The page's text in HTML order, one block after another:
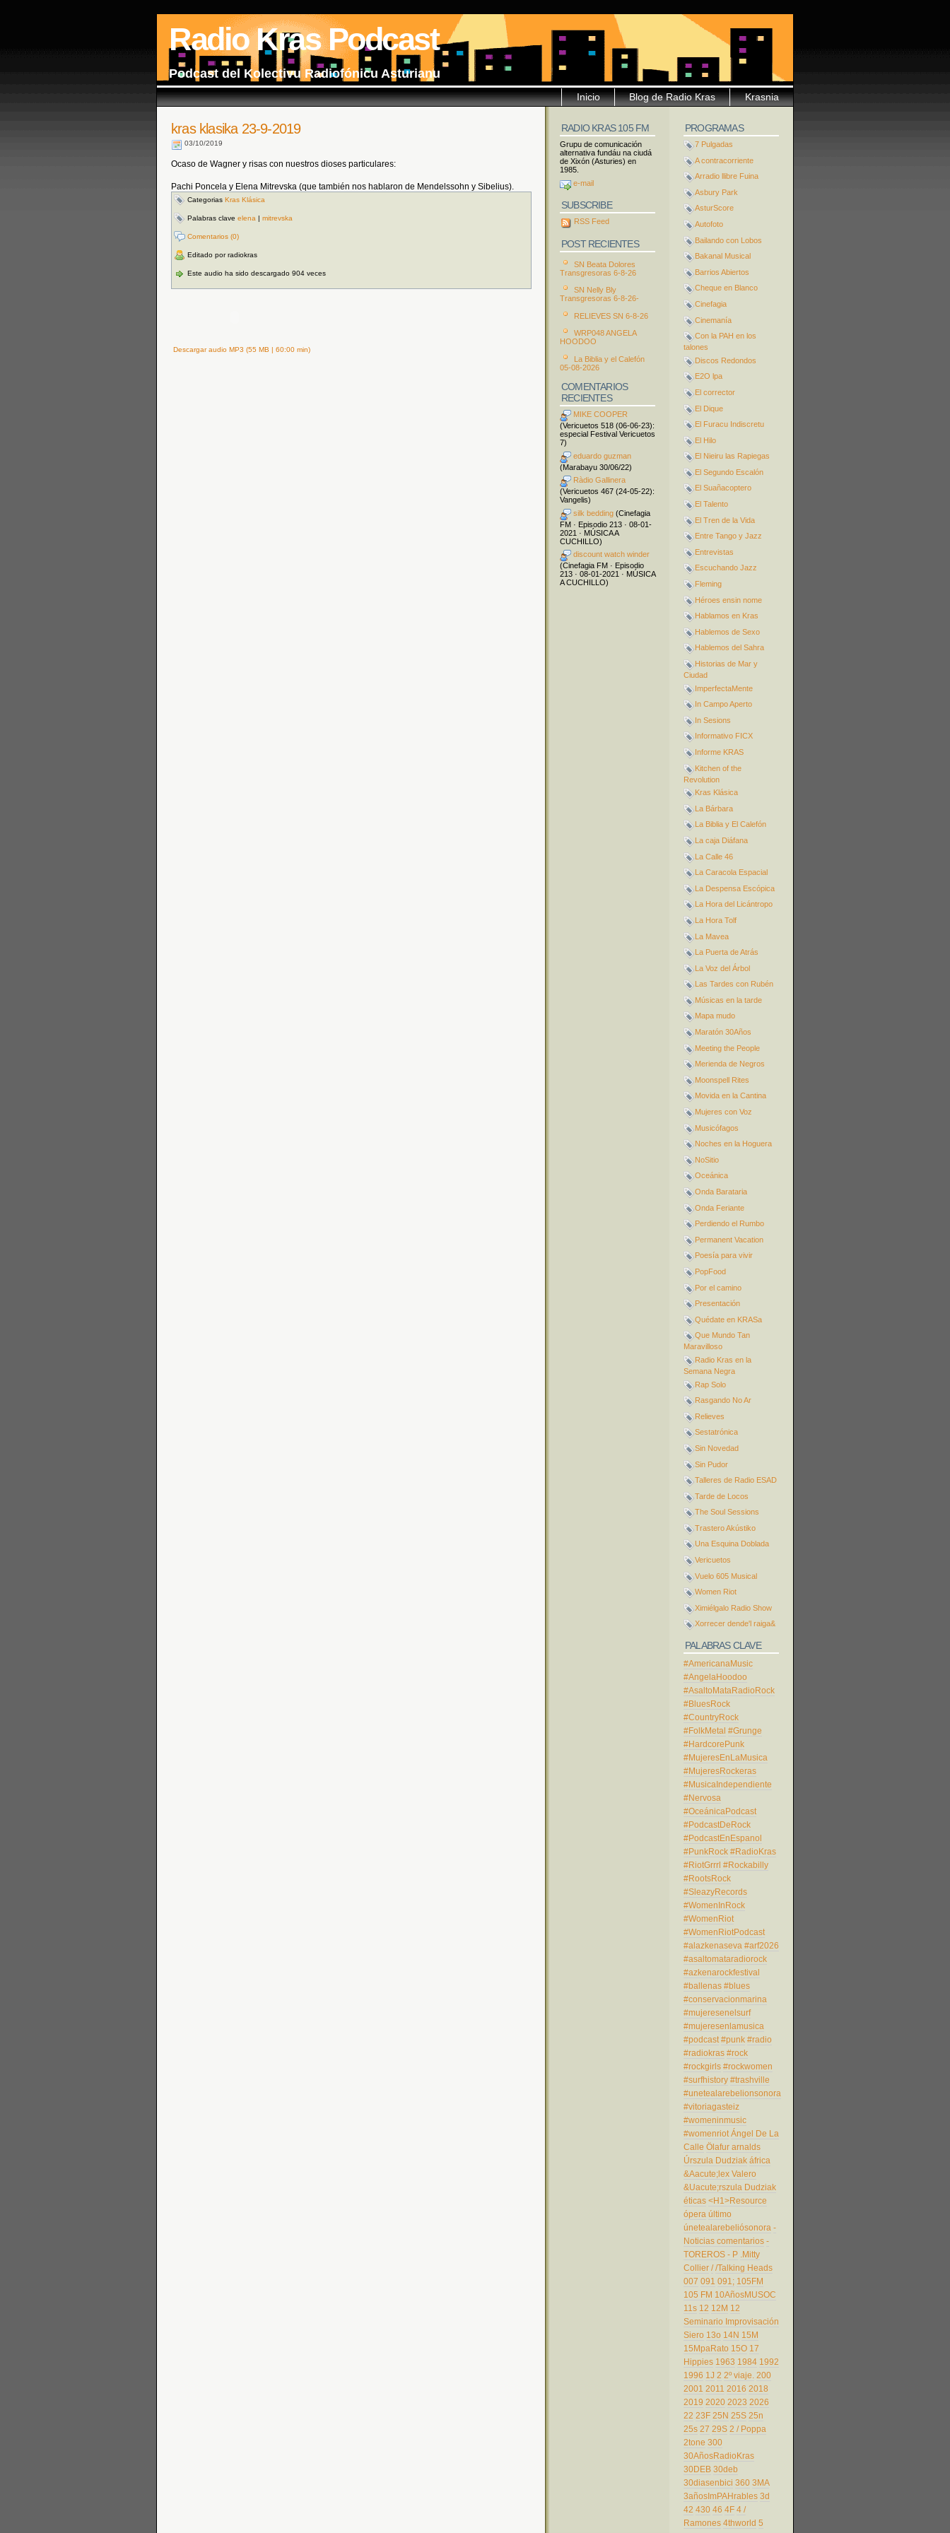
Radio Kras Podcast
Podcast del Kolectivu Radiofónicu Asturianu
Krasnia
Blog de Radio Kras
Inicio
kras klasika 23-9-2019
03/10/2019
Ocaso de Wagner y risas con nuestros dioses particulares:
Pachi Poncela y Elena Mitrevska (que también nos hablaron de Mendelssohn y Sibelius).
Categorias Kras Klásica
Palabras clave elena | mitrevska
Comentarios (0)
Editado por radiokras
Este audio ha sido descargado 904 veces
Descargar audio MP3 (55 MB | 60:00 min)
PROGRAMAS
7 Pulgadas
A contracorriente
Arradio llibre Fuina
Asbury Park
AsturScore
Autofoto
Bailando con Lobos
Bakanal Musical
Barrios Abiertos
Cheque en Blanco
Cinefagia
Cinemanía
Con la PAH en los
talones
Discos Redondos
E2O lpa
El corrector
El Dique
El Furacu Indiscretu
El Hilo
El Nieiru las Rapiegas
El Segundo Escalón
El Suañacoptero
El Talento
El Tren de la Vida
Entre Tango y Jazz
Entrevistas
Escuchando Jazz
Fleming
Héroes ensin nome
Hablamos en Kras
Hablemos de Sexo
Hablemos del Sahra
Historias de Mar y
Ciudad
ImperfectaMente
In Campo Aperto
In Sesions
Informativo FICX
Informe KRAS
Kitchen of the
Revolution
Kras Klásica
La Bárbara
La Biblia y El Calefón
La caja Diáfana
La Calle 46
La Caracola Espacial
La Despensa Escópica
La Hora del Licántropo
La Hora Tolf
La Mavea
La Puerta de Atrás
La Voz del Árbol
Las Tardes con Rubén
Músicas en la tarde
Mapa mudo
Maratón 30Años
Meeting the People
Merienda de Negros
Moonspell Rites
Movida en la Cantina
Mujeres con Voz
Musicófagos
Noches en la Hoguera
NoSitio
Oceánica
Onda Barataria
Onda Feriante
Perdiendo el Rumbo
Permanent Vacation
Poesía para vivir
PopFood
Por el camino
Presentación
Quédate en KRASa
Que Mundo Tan
Maravilloso
Radio Kras en la
Semana Negra
Rap Solo
Rasgando No Ar
Relieves
Sestatrónica
Sin Novedad
Sin Pudor
Talleres de Radio ESAD
Tarde de Locos
The Soul Sessions
Trastero Akústiko
Una Esquina Doblada
Vericuetos
Vuelo 605 Musical
Women Riot
Ximiélgalo Radio Show
Xorrecer dende'l raiga&
PALABRAS CLAVE
#AmericanaMusic
#AngelaHoodoo
#AsaltoMataRadioRock
#BluesRock
#CountryRock
#FolkMetal #Grunge
#HardcorePunk
#MujeresEnLaMusica
#MujeresRockeras
#MusicaIndependiente
#Nervosa
#OceánicaPodcast
#PodcastDeRock
#PodcastEnEspanol
#PunkRock #RadioKras
#RiotGrrrl #Rockabilly
#RootsRock
#SleazyRecords
#WomenInRock
#WomenRiot
#WomenRiotPodcast
#alazkenaseva #arf2026
#asaltomataradiorock
#azkenarockfestival
#ballenas #blues
#conservacionmarina
#mujeresenelsurf
#mujeresenlamusica
#podcast #punk #radio
#radiokras #rock
#rockgirls #rockwomen
#surfhistory #trashville
#unetealarebelionsonora
#vitoriagasteiz
#womeninmusic
#womenriot Ángel De La
Calle Ölafur arnalds
Úrszula Dudziak áfrica
&Aacute;lex Valero
&Uacute;rszula Dudziak
éticas <H1>Resource
ópera último
únetealarebeliósonora -
Noticias comentarios -
TOREROS - P .Mitty
Collier / /Talking Heads
007 091 091; 105FM
105 FM 10AñosMUSOC
11s 12 12M 12
Seminario Improvisación
Siero 13o 14N 15M
15MpaRato 15O 17
Hippies 1963 1984 1992
1996 1J 2 2º viaje. 200
2001 2011 2016 2018
2019 2020 2023 2026
22 23F 25N 25S 25n
25s 27 29S 2 / Poppa
2tone 300
30AñosRadioKras
30DEB 30deb
30diasenbici 360 3MA
3añosImPAHrables 3d
42 430 46 4F 4 /
Ramones 4thworld 5
RADIO KRAS 105 FM
Grupu de comunicación
alternativa fundáu na ciudá
de Xixón (Asturies) en
1985.
e-mail
SUBSCRIBE
RSS Feed
POST RECIENTES
SN Beata Dolores
Transgresoras 6-8-26
SN Nelly Bly
Transgresoras 6-8-26-
RELIEVES SN 6-8-26
WRP048 ANGELA
HOODOO
La Biblia y el Calefón
05-08-2026
COMENTARIOS
RECIENTES
MIKE COOPER
(Vericuetos 518 (06-06-23):
especial Festival Vericuetos
7)
eduardo guzman
(Marabayu 30/06/22)
Ràdio Gallinera
(Vericuetos 467 (24-05-22):
Vangelis)
silk bedding (Cinefagia
FM · Episodio 213 · 08-01-
2021 · MÚSICA A
CUCHILLO)
discount watch winder
(Cinefagia FM · Episodio
213 · 08-01-2021 · MÚSICA
A CUCHILLO)